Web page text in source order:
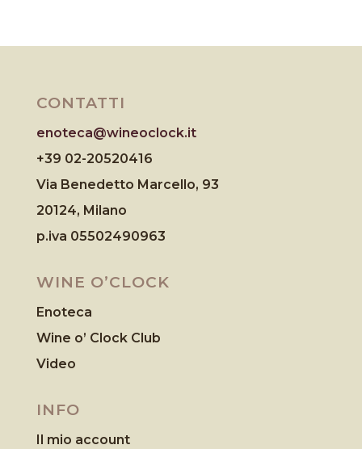
CONTATTI
enoteca@wineoclock.it
+39 02-20520416
Via Benedetto Marcello, 93
20124, Milano
p.iva 05502490963
WINE O’CLOCK
Enoteca
Wine o’ Clock Club
Video
INFO
Il mio account